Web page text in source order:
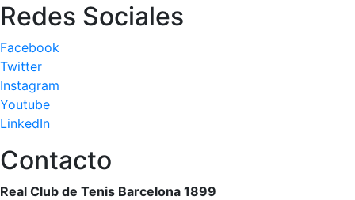
fisiosalud
Entrenamientos
personales
Actividades
dirigidas
Piscina
Redes Sociales
Facebook
Twitter
Instagram
Youtube
LinkedIn
Contacto
Real Club de Tenis Barcelona 1899